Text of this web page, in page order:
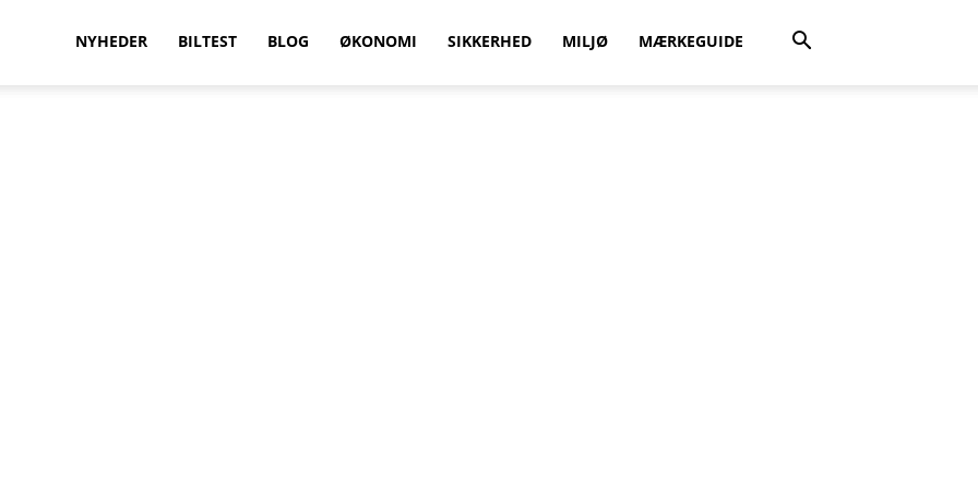
NYHEDER BILTEST BLOG ØKONOMI SIKKERHED MILJØ MÆRKEGUIDE